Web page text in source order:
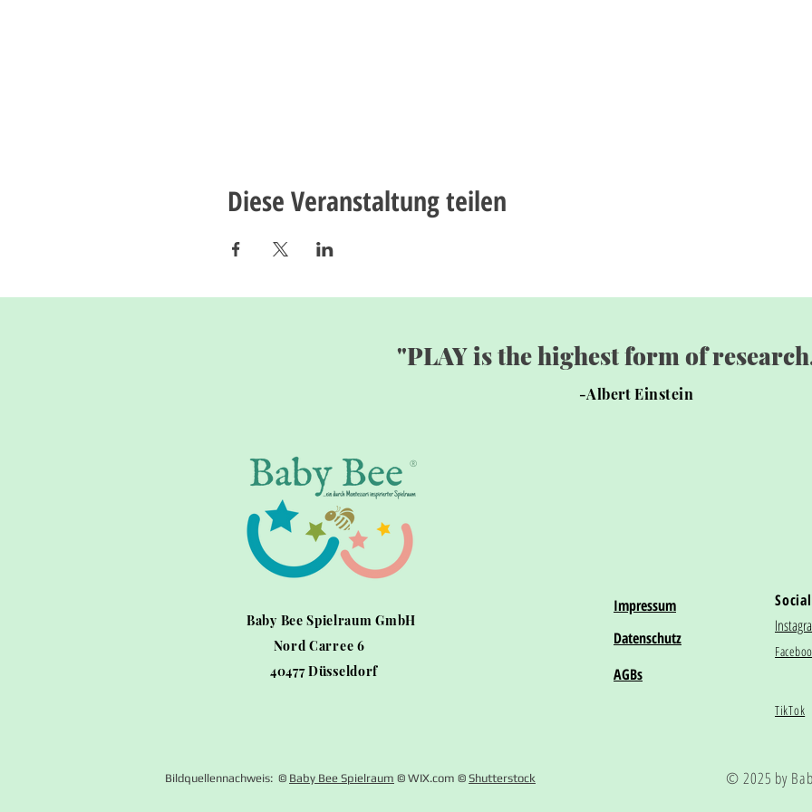
Diese Veranstaltung teilen
"PLAY is the highest form of
®
Baby Bee Spielraum GmbH
Nord Carree 6
40477 Düsseldorf
Impressum
Social
Datenschutz
AGBs
-Albert Einstein
TikTok
Bildquellennachweis: © Baby Bee Spielraum © WIX.com © Shutterstock © 2025 by